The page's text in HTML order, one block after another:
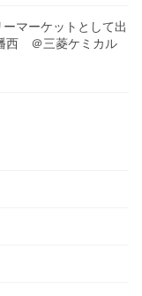
マーケットとして出
西 ＠三菱ケミカル